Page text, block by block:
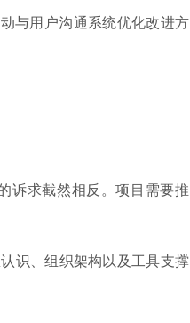
与用户沟通系统优化改进方
诉求截然相反。项目需要推
识、组织架构以及工具支撑